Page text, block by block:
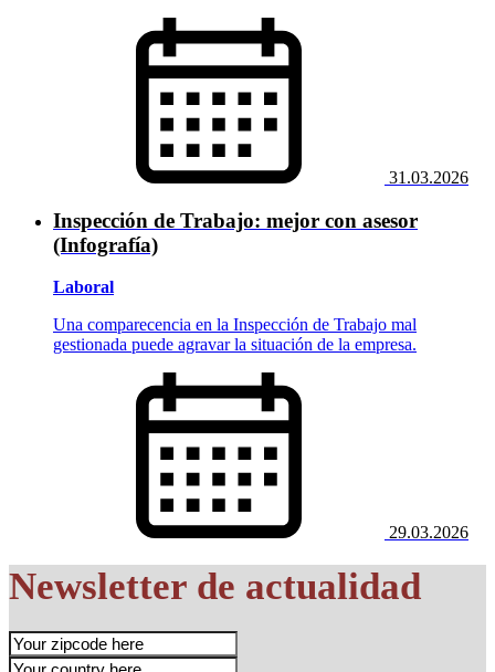
31.03.2026
Inspección de Trabajo: mejor con asesor
(Infografía)
Laboral
Una comparecencia en la Inspección de Trabajo mal
gestionada puede agravar la situación de la empresa.
29.03.2026
Newsletter de actualidad